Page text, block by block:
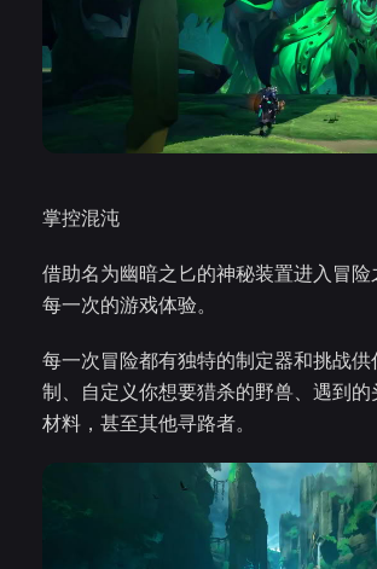
掌控混沌
借助名为幽暗之匕的神秘装置进入冒险
每一次的游戏体验。
每一次冒险都有独特的制定器和挑战供
制、自定义你想要猎杀的野兽、遇到的
材料，甚至其他寻路者。